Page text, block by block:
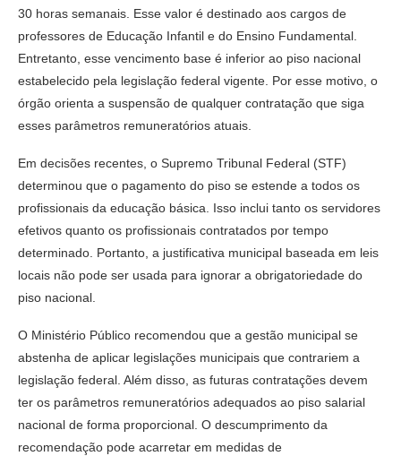
30 horas semanais. Esse valor é destinado aos cargos de
professores de Educação Infantil e do Ensino Fundamental.
Entretanto, esse vencimento base é inferior ao piso nacional
estabelecido pela legislação federal vigente. Por esse motivo, o
órgão orienta a suspensão de qualquer contratação que siga
esses parâmetros remuneratórios atuais.
Em decisões recentes, o Supremo Tribunal Federal (STF)
determinou que o pagamento do piso se estende a todos os
profissionais da educação básica. Isso inclui tanto os servidores
efetivos quanto os profissionais contratados por tempo
determinado. Portanto, a justificativa municipal baseada em leis
locais não pode ser usada para ignorar a obrigatoriedade do
piso nacional.
O Ministério Público recomendou que a gestão municipal se
abstenha de aplicar legislações municipais que contrariem a
legislação federal. Além disso, as futuras contratações devem
ter os parâmetros remuneratórios adequados ao piso salarial
nacional de forma proporcional. O descumprimento da
recomendação pode acarretar em medidas de